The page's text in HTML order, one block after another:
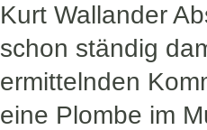
Kurt Wallander
schon ständig
ermittelnden
eine Plombe im